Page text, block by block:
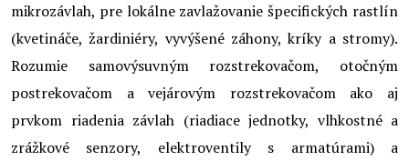
mikrozávlah, pre lokálne zavlažovanie špecifických rastlín
(kvetináče, žardiniéry, vyvýšené záhony, kríky a stromy).
Rozumie samovýsuvným rozstrekovačom, otočným
postrekovačom a vejárovým rozstrekovačom ako aj
prvkom riadenia závlah (riadiace jednotky, vlhkostné a
zrážkové senzory, elektroventily s armatúrami) a